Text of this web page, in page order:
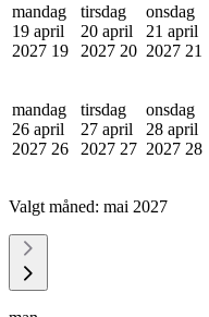
mandag
19 april
2027 19
tirsdag
20 april
2027 20
onsdag
21 april
2027 21
mandag
26 april
2027 26
tirsdag
27 april
2027 27
onsdag
28 april
2027 28
Valgt måned: mai 2027